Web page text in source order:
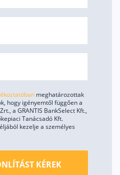
meghatározottak
hogy igényemtől függően a
a GRANTIS BankSelect Kft.,
Tanácsadó Kft.
kezelje a személyes
KÉREK